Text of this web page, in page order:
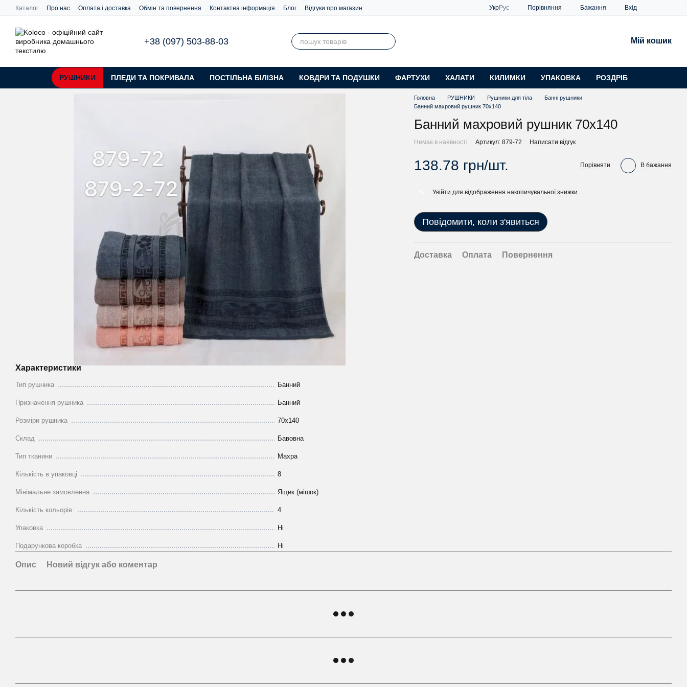
Перейти до основного контенту
Каталог Про нас Оплата і доставка Обмін та повернення Контактна інформація Блог Відгуки про магазин УкрРус Порівняння Бажання Вхід
+38 (097) 503-88-03 Мій кошик
РУШНИКИ ПЛЕДИ ТА ПОКРИВАЛА ПОСТІЛЬНА БІЛІЗНА КОВДРИ ТА ПОДУШКИ ФАРТУХИ ХАЛАТИ КИЛИМКИ УПАКОВКА РОЗДРІБ
Характеристики
Тип рушника Банний
Призначення рушника Банний
Розміри рушника 70х140
Склад Бавовна
Тип тканини Махра
Кількість в упаковці 8
Мінімальне замовлення Ящик (мішок)
Кількість кольорів 4
Упаковка Ні
Подарункова коробка Ні
Головна РУШНИКИ Рушники для тіла
Банні рушники
Банний махровий рушник 70х140
Банний махровий рушник 70х140
Немає в наявності Артикул: 879-72 Написати відгук
138.78 грн/шт. Порівняти В бажання
Увійти для відображення накопичувальної знижки
Повідомити, коли з'явиться
Доставка Оплата Повернення
Опис Новий відгук або коментар